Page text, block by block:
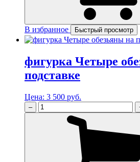
В избранное Быстрый просмотр
фигурка Четыре
подставке
Цена: 3 500 руб.
–